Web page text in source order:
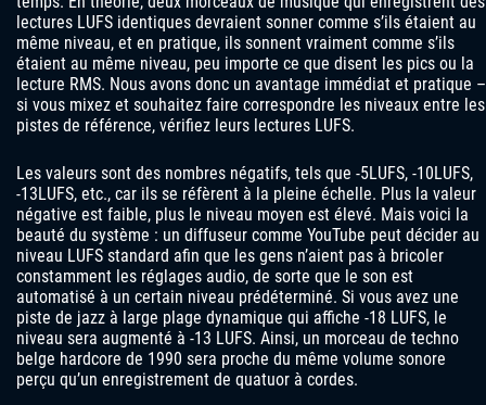
lectures LUFS identiques devraient sonner comme s’ils étaient au
même niveau, et en pratique, ils sonnent vraiment comme s’ils
étaient au même niveau, peu importe ce que disent les pics ou la
lecture RMS. Nous avons donc un avantage immédiat et pratique –
si vous mixez et souhaitez faire correspondre les niveaux entre les
pistes de référence, vérifiez leurs lectures LUFS.
Les valeurs sont des nombres négatifs, tels que -5LUFS, -10LUFS,
-13LUFS, etc., car ils se réfèrent à la pleine échelle. Plus la valeur
négative est faible, plus le niveau moyen est élevé. Mais voici la
beauté du système : un diffuseur comme YouTube peut décider au
niveau LUFS standard afin que les gens n’aient pas à bricoler
constamment les réglages audio, de sorte que le son est
automatisé à un certain niveau prédéterminé. Si vous avez une
piste de jazz à large plage dynamique qui affiche -18 LUFS, le
niveau sera augmenté à -13 LUFS. Ainsi, un morceau de techno
belge hardcore de 1990 sera proche du même volume sonore
perçu qu’un enregistrement de quatuor à cordes.